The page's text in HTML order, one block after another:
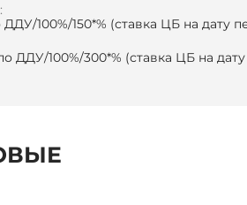
100%/150*% (ставка ЦБ на дату
ДДУ/100%/300*% (ставка ЦБ на